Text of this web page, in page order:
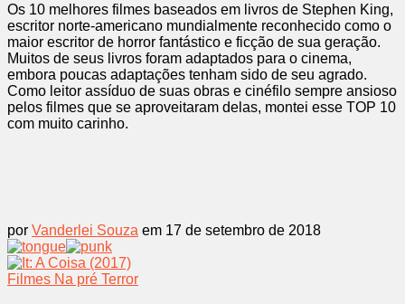
Os 10 melhores filmes baseados em livros de Stephen King,
escritor norte-americano mundialmente reconhecido como o
maior escritor de horror fantástico e ficção de sua geração.
Muitos de seus livros foram adaptados para o cinema,
embora poucas adaptações tenham sido de seu agrado.
Como leitor assíduo de suas obras e cinéfilo sempre ansioso
pelos filmes que se aproveitaram delas, montei esse TOP 10
com muito carinho.
por Vanderlei Souza em 17 de setembro de 2018
Filmes Na pré Terror